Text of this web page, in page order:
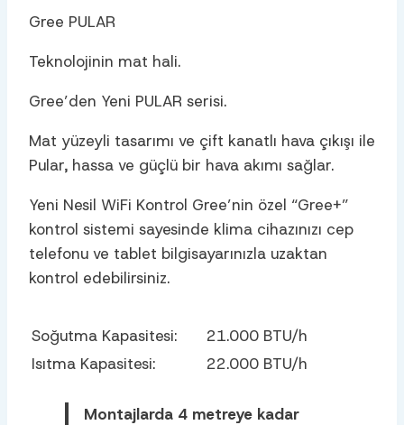
Gree PULAR
Teknolojinin mat hali.
Gree’den Yeni PULAR serisi.
Mat yüzeyli tasarımı ve çift kanatlı hava çıkışı ile
Pular, hassa ve güçlü bir hava akımı sağlar.
Yeni Nesil WiFi Kontrol Gree’nin özel “Gree+”
kontrol sistemi sayesinde klima cihazınızı cep
telefonu ve tablet bilgisayarınızla uzaktan
kontrol edebilirsiniz.
Soğutma Kapasitesi:
21.000 BTU/h
Isıtma Kapasitesi:
22.000 BTU/h
Montajlarda 4 metreye kadar